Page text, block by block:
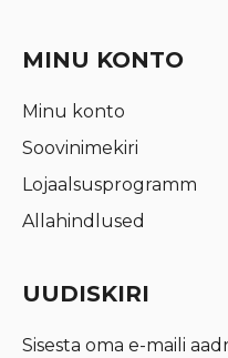
MINU KONTO
Minu konto
Soovinimekiri
Lojaalsusprogramm
Allahindlused
UUDISKIRI
Sisesta oma e-maili